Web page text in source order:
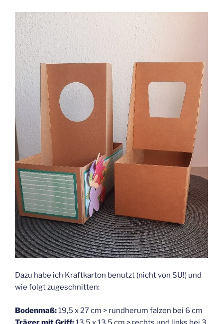
Dazu habe ich Kraftkarton benutzt (nicht von SU!) und
wie folgt zugeschnitten:
Bodenmaß:19,5 x 27 cm > rundherum falzen bei 6 cm